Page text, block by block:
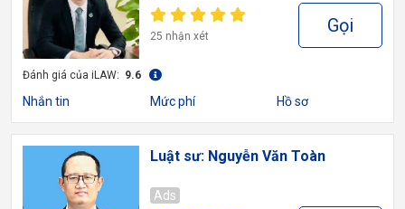
25 nhận xét Gọi
Đánh giá của iLAW: 9.6
Nhắn tin Mức phí Hồ sơ
Luật sư: Nguyễn Văn Toàn
Ads